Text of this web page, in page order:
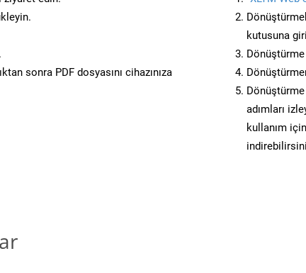
sonra PDF dosyasını cihazınıza
kutusuna
Dönüştürme
adımları
kullanım